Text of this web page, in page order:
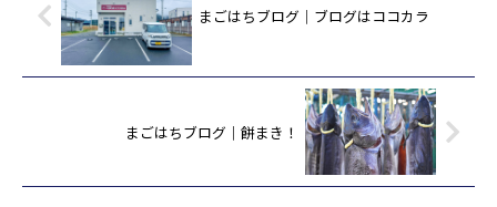
まごはちブログ｜ブログはココカラ
まごはちブログ｜餅まき！